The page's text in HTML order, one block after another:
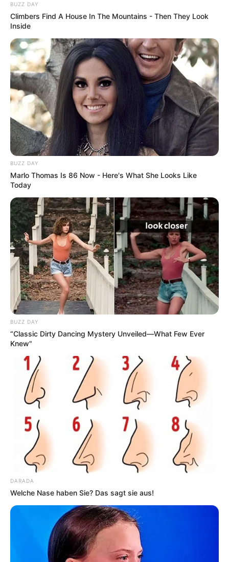
BUZZ DAY
Climbers Find A House In The Mountains - Then They Look
Inside
BUZZ DAY
Marlo Thomas Is 86 Now - Here's What She Looks Like
Today
BUZZ DAY
“Classic Dirty Dancing Mystery Unveiled—What Few Ever
Knew"
DARADA
Welche Nase haben Sie? Das sagt sie aus!